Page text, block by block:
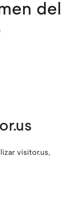
del
visitor.us,